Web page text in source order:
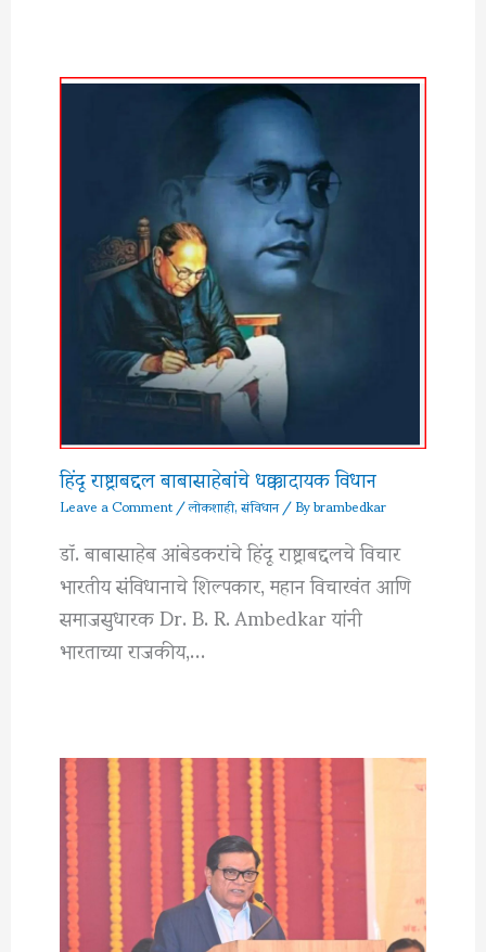
हिंदू राष्ट्राबद्दल बाबासाहेबांचे धक्कादायक विधान
Leave a Comment/लोकशाही,संविधान/ Bybrambedkar
डॉ. बाबासाहेब आंबेडकरांचे हिंदू राष्ट्राबद्दलचे विचार
भारतीय संविधानाचे शिल्पकार, महान विचारवंत आणि
समाजसुधारक Dr. B. R. Ambedkar यांनी
भारताच्या राजकीय,…